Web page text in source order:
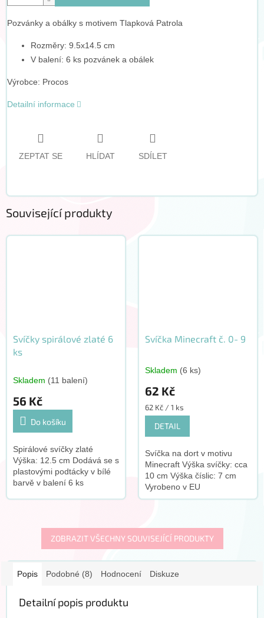
Pozvánky a obálky s motivem Tlapková Patrola
Rozměry: 9.5x14.5 cm
V balení: 6 ks pozvánek a obálek
Výrobce: Procos
Detailní informace
ZEPTAT SE HLÍDAT SDÍLET
Související produkty
Svíčky spirálové zlaté 6
ks
Skladem (11 balení)
56 Kč
Do košíku
Spirálové svíčky zlaté
Výška: 12.5 cm Dodává se s
plastovými podtácky v bílé
barvě v balení 6 ks
Svíčka Minecraft č. 0- 9
Průměrné
produktu
je
5,0
5
hvězdiček.
Skladem (6 ks)
62 Kč
Měrná
cena:
62 Kč / 1 ks
DETAIL
Svíčka na dort v motivu
Minecraft Výška svíčky: cca
10 cm Výška číslic: 7 cm
Vyrobeno v EU
ZOBRAZIT VŠECHNY SOUVISEJÍCÍ PRODUKTY
Popis Podobné (8) Hodnocení Diskuze
Detailní popis produktu